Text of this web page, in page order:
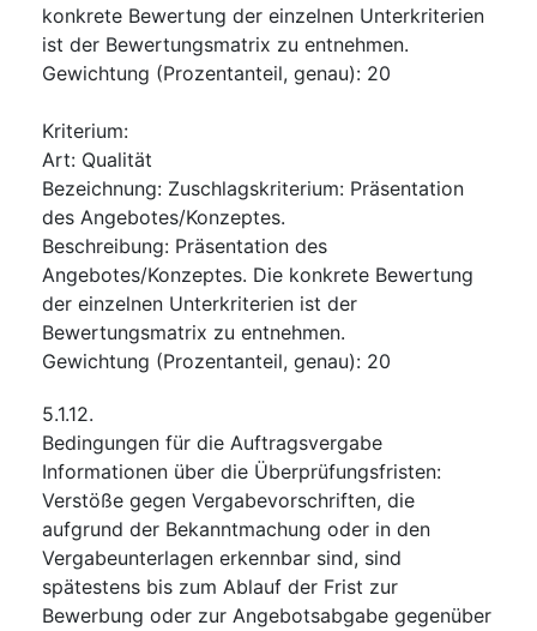
konkrete Bewertung der einzelnen Unterkriterien
ist der Bewertungsmatrix zu entnehmen.
Gewichtung (Prozentanteil, genau): 20
Kriterium:
Art: Qualität
Bezeichnung: Zuschlagskriterium: Präsentation
des Angebotes/Konzeptes.
Beschreibung: Präsentation des
Angebotes/Konzeptes. Die konkrete Bewertung
der einzelnen Unterkriterien ist der
Bewertungsmatrix zu entnehmen.
Gewichtung (Prozentanteil, genau): 20
5.1.12.
Bedingungen für die Auftragsvergabe
Informationen über die Überprüfungsfristen:
Verstöße gegen Vergabevorschriften, die
aufgrund der Bekanntmachung oder in den
Vergabeunterlagen erkennbar sind, sind
spätestens bis zum Ablauf der Frist zur
Bewerbung oder zur Angebotsabgabe gegenüber